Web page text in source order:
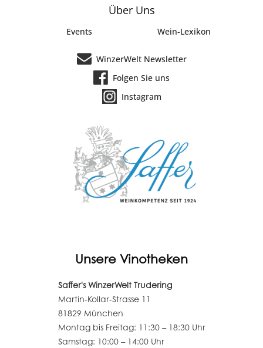
Über Uns
Events Wein-Lexikon
WinzerWelt Newsletter
Folgen Sie uns
Instagram
Unsere Vinotheken
Saffer's WinzerWelt Trudering
Martin-Kollar-Strasse 11
81829 München
Montag bis Freitag: 11:30 – 18:30 Uhr
Samstag: 10:00 – 14:00 Uhr